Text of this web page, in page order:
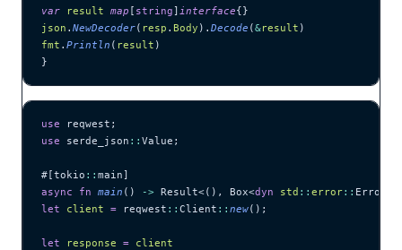
var result map [ string]interface{}
json . NewDecoder( resp . Body ). Decode (&result )
fmt . Println ( result )
}
use reqwest;
use serde_json :: Value;
#[tokio :: main]
async fn main () -> Result<(), Box<dyn std :: error::
let client = reqwest :: Client :: new();
let response = client